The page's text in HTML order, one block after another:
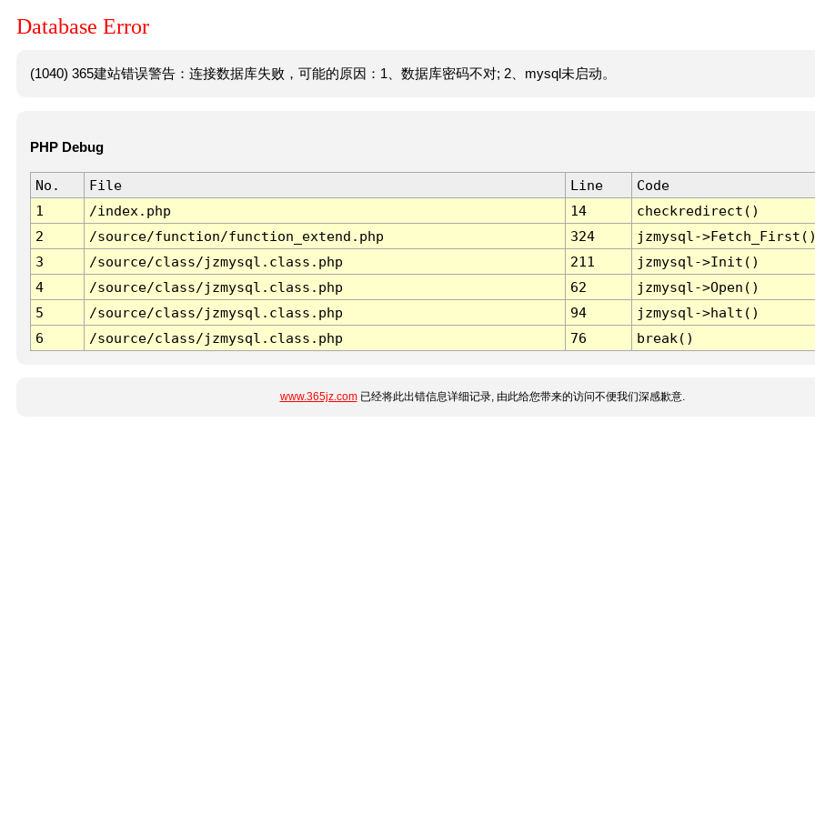
Database Error
(1040) 365建站错误警告：连接数据库失败，可能的原因：1、数据库密码不对; 2、mysql未启动。
PHP Debug
No. File Line
Code
1
/index.php 14
checkredirect()
2
/source/function/function_extend.php 324
jzmysql-
3
/source/class/jzmysql.class.php 211
jzmysql->Init()
4
/source/class/jzmysql.class.php 62
jzmysql->Open()
5
/source/class/jzmysql.class.php 94
jzmysql->halt()
6
/source/class/jzmysql.class.php 76 break()
www.365jz.com已经将此出错信息详细记录, 由此给您带来的访问不便我们深感歉意.